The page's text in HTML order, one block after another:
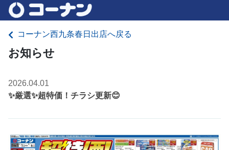
コーナン西九条春日出店へ戻る
お知らせ
2026.04.01
✨厳選✨超特価！チラシ更新😊